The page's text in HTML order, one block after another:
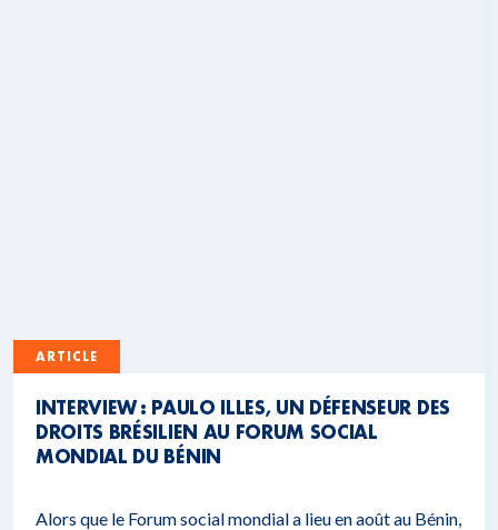
ARTICLE
INTERVIEW : PAULO ILLES, UN DÉFENSEUR DES
DROITS BRÉSILIEN AU FORUM SOCIAL
MONDIAL DU BÉNIN
Alors que le Forum social mondial a lieu en août au Bénin,